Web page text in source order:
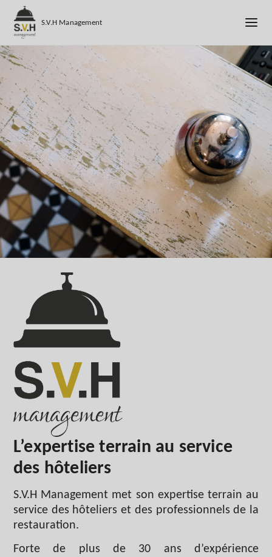
S.V.H Management
L’expertise terrain au service
des hôteliers
S.V.H Management met son expertise terrain au
service des hôteliers et des professionnels de la
restauration.
Forte de plus de 30 ans d’expérience